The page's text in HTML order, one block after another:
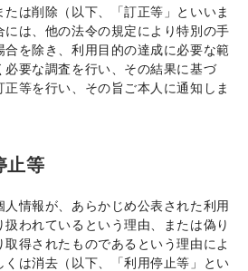
は削除（以下、「訂正等」といいま
は、他の法令の規定により特別の手
を除き、利用目的の達成に必要な範
必要な調査を行い、その結果に基づ
等を行い、その旨ご本人に通知しま
止等
人情報が、あらかじめ公表された利用
われているという理由、または偽り
得されたものであるという理由によ
くは消去（以下、「利用停止等」とい